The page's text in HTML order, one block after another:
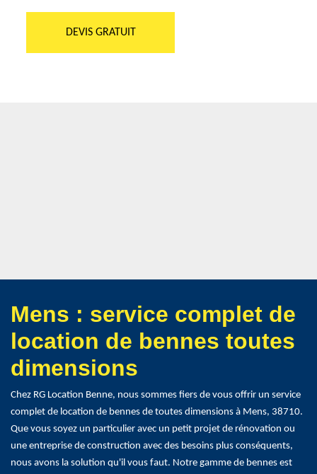
DEVIS GRATUIT
Mens : service complet de
location de bennes toutes
dimensions
Chez RG Location Benne, nous sommes fiers de vous offrir un service
complet de location de bennes de toutes dimensions à Mens, 38710.
Que vous soyez un particulier avec un petit projet de rénovation ou
une entreprise de construction avec des besoins plus conséquents,
nous avons la solution qu'il vous faut. Notre gamme de bennes est